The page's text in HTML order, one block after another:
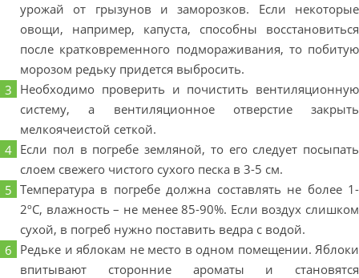
урожай от грызунов и заморозков. Если некоторые
овощи, например, капуста, способны восстановиться
после кратковременного подмораживания, то побитую
морозом редьку придется выбросить.
Необходимо проверить и почистить вентиляционную
систему, а вентиляционное отверстие закрыть
мелкоячеистой сеткой.
Если пол в погребе земляной, то его следует посыпать
слоем свежего чистого сухого песка в 3-5 см.
Температура в погребе должна составлять не более 1-
2ºС, влажность – не менее 85-90%. Если воздух слишком
сухой, в погреб нужно поставить ведра с водой.
Редьке и яблокам не место в одном помещении. Яблоки
впитывают сторонние ароматы и становятся